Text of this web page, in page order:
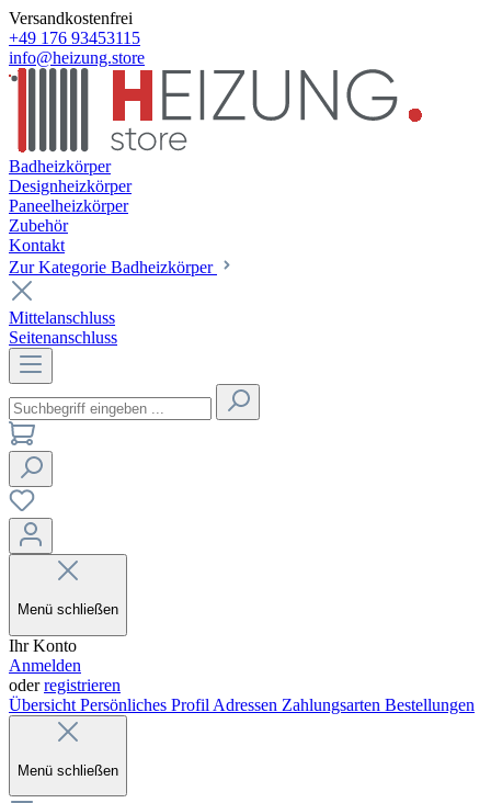
Versandkostenfrei
+49 176 93453115
info@heizung.store
Badheizkörper
Designheizkörper
Paneelheizkörper
Zubehör
Kontakt
Zur Kategorie Badheizkörper
Mittelanschluss
Seitenanschluss
Menü schließen
Ihr Konto
Anmelden
oderregistrieren
Übersicht Persönliches Profil Adressen Zahlungsarten Bestellungen
Menü schließen